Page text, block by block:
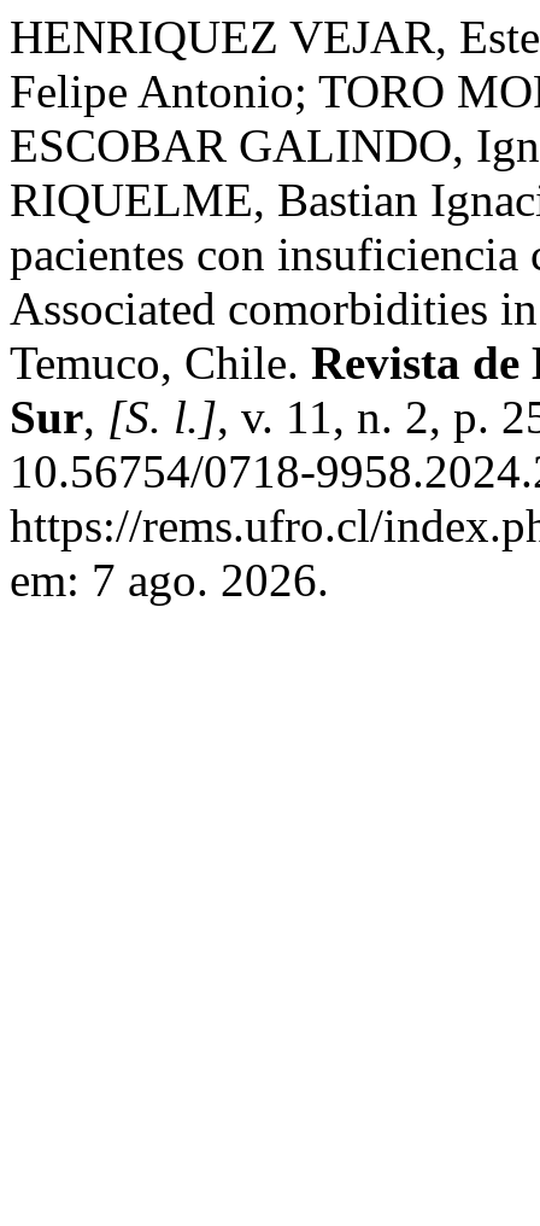
HENRIQUEZ VEJAR,
Felipe Antonio; TORO
ESCOBAR GALINDO,
RIQUELME, Bastian
pacientes con insuficiencia
Associated comorbidities
Temuco, Chile. Revista de
Sur, [S. l.], v. 11, n. 2, p.
10.56754/0718-
https://rems.ufro.cl/
em: 7 ago. 2026.